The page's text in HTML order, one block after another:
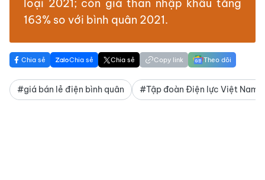
loại 2021; còn giá than nhập khẩu tăng
163% so với bình quân 2021.
Chia sẻ Chia sẻ Chia sẻ Copy link Theo dõi
#giá bán lẻ điện bình quân #Tập đoàn Điện lực Việt Nam